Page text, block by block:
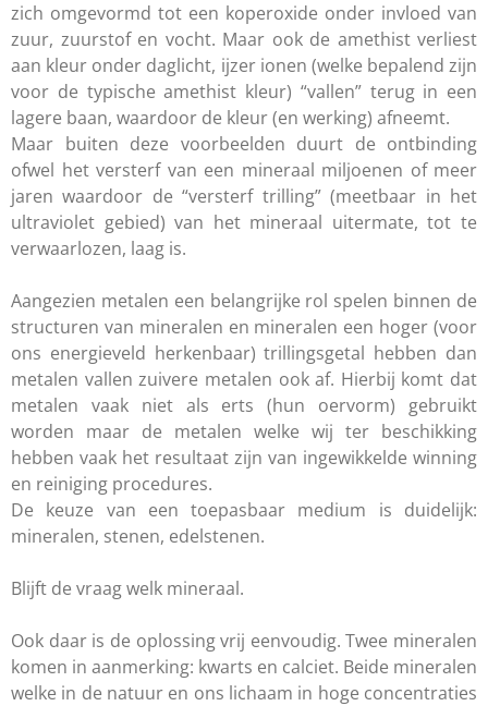
zich omgevormd tot een koperoxide onder invloed van
zuur, zuurstof en vocht. Maar ook de amethist verliest
aan kleur onder daglicht, ijzer ionen (welke bepalend zijn
voor de typische amethist kleur) “vallen” terug in een
lagere baan, waardoor de kleur (en werking) afneemt.
Maar buiten deze voorbeelden duurt de ontbinding
ofwel het versterf van een mineraal miljoenen of meer
jaren waardoor de “versterf trilling” (meetbaar in het
ultraviolet gebied) van het mineraal uitermate, tot te
verwaarlozen, laag is.
Aangezien metalen een belangrijke rol spelen binnen de
structuren van mineralen en mineralen een hoger (voor
ons energieveld herkenbaar) trillingsgetal hebben dan
metalen vallen zuivere metalen ook af. Hierbij komt dat
metalen vaak niet als erts (hun oervorm) gebruikt
worden maar de metalen welke wij ter beschikking
hebben vaak het resultaat zijn van ingewikkelde winning
en reiniging procedures.
De keuze van een toepasbaar medium is duidelijk:
mineralen, stenen, edelstenen.
Blijft de vraag welk mineraal.
Ook daar is de oplossing vrij eenvoudig. Twee mineralen
komen in aanmerking: kwarts en calciet. Beide mineralen
welke in de natuur en ons lichaam in hoge concentraties